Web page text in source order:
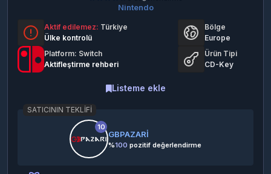
0 değerlendirme
Nintendo
Aktif edilemez: Türkiye
Ülke kontrolü
Bölge
Europe
Platform: Switch
Aktifleştirme rehberi
Ürün Tipi
CD-Key
Listeme ekle
SATICININ TEKLIFI
10
GBPAZARİ
%100 pozitif değerlendirme